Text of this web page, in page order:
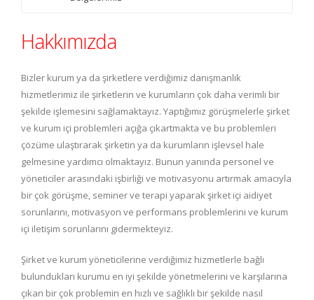
Hakkımızda
Bizler kurum ya da şirketlere verdiğimiz danışmanlık
hizmetlerimiz ile şirketlerin ve kurumların çok daha verimli bir
şekilde işlemesini sağlamaktayız. Yaptığımız görüşmelerle şirket
ve kurum içi problemleri açığa çıkartmakta ve bu problemleri
çözüme ulaştırarak şirketin ya da kurumların işlevsel hale
gelmesine yardımcı olmaktayız. Bunun yanında personel ve
yöneticiler arasındaki işbirliği ve motivasyonu artırmak amacıyla
bir çok görüşme, seminer ve terapi yaparak şirket içi aidiyet
sorunlarını, motivasyon ve performans problemlerini ve kurum
içi iletişim sorunlarını gidermekteyiz.
Şirket ve kurum yöneticilerine verdiğimiz hizmetlerle bağlı
bulundukları kurumu en iyi şekilde yönetmelerini ve karşılarına
çıkan bir çok problemin en hızlı ve sağlıklı bir şekilde nasıl